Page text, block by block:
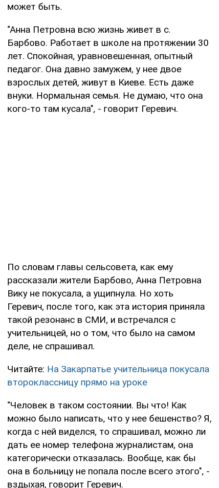
может быть.
"Анна Петровна всю жизнь живет в с.
Барбово. Работает в школе на протяжении 30
лет. Спокойная, уравновешенная, опытный
педагог. Она давно замужем, у нее двое
взрослых детей, живут в Киеве. Есть даже
внуки. Нормальная семья. Не думаю, что она
кого-то там кусала", - говорит Геревич.
По словам главы сельсовета, как ему
рассказали жители Барбово, Анна Петровна
Вику не покусала, а ущипнула. Но хоть
Геревич, после того, как эта история приняла
такой резонанс в СМИ, и встречался с
учительницей, но о том, что было на самом
деле, не спрашивал.
Читайте: На Закарпатье учительница покусала
второклассницу прямо на уроке
"Человек в таком состоянии. Вы что! Как
можно было написать, что у нее бешенство? Я,
когда с ней виделся, то спрашивал, можно ли
дать ее номер телефона журналистам, она
категорически отказалась. Вообще, как бы
она в больницу не попала после всего этого", -
вздыхая, говорит Геревич.